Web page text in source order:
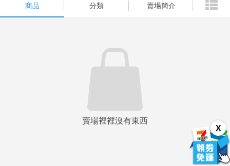
商品 分類 賣場簡介
X
賣場裡裡沒有東西